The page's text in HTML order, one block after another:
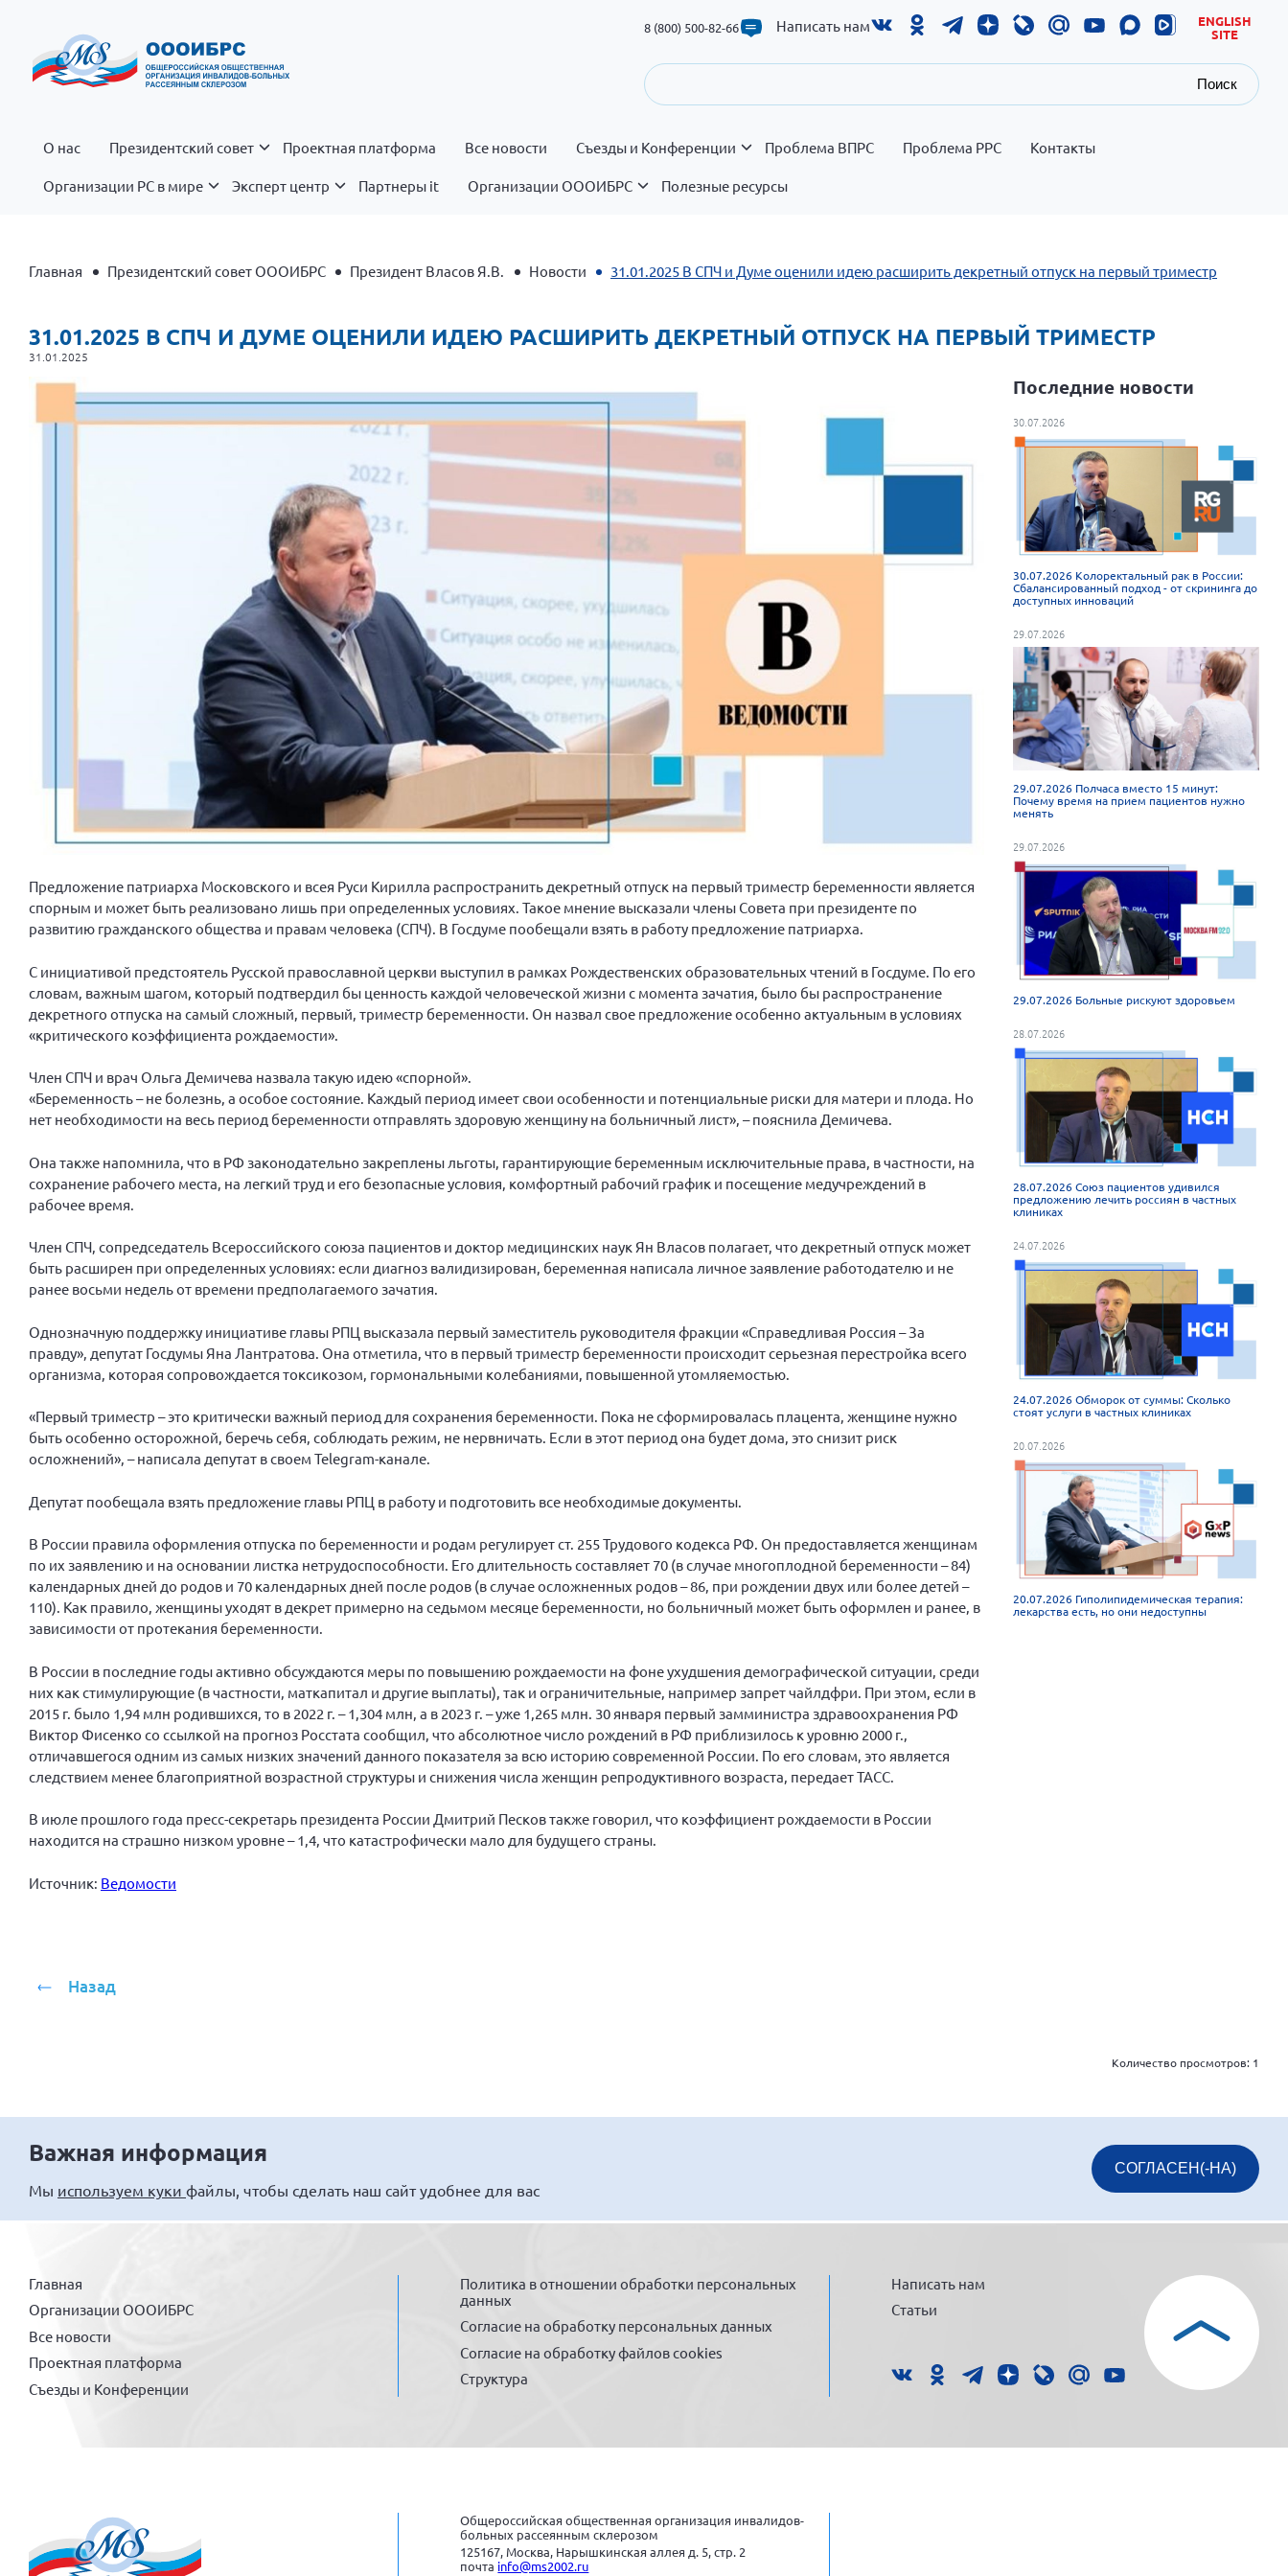
8 (800) 500-82-66 Написать нам
ENGLISH
SITE
Поиск
О нас Президентский совет Проектная платформа Все новости Съезды и Конференции Проблема ВПРС Проблема РРС Контакты
Организации РС в мире Эксперт центр Партнеры it Организации ОООИБРС Полезные ресурсы
Главная Президентский совет ОООИБРС Президент Власов Я.В. Новости 31.01.2025 В СПЧ и Думе оценили идею расширить декретный отпуск на первый триместр
31.01.2025 В СПЧ И ДУМЕ ОЦЕНИЛИ ИДЕЮ РАСШИРИТЬ ДЕКРЕТНЫЙ ОТПУСК НА ПЕРВЫЙ ТРИМЕСТР
31.01.2025
Предложение патриарха Московского и всея Руси Кирилла распространить декретный отпуск на первый триместр беременности является
спорным и может быть реализовано лишь при определенных условиях. Такое мнение высказали члены Совета при президенте по
развитию гражданского общества и правам человека (СПЧ). В Госдуме пообещали взять в работу предложение патриарха.
С инициативой предстоятель Русской православной церкви выступил в рамках Рождественских образовательных чтений в Госдуме. По его
словам, важным шагом, который подтвердил бы ценность каждой человеческой жизни с момента зачатия, было бы распространение
декретного отпуска на самый сложный, первый, триместр беременности. Он назвал свое предложение особенно актуальным в условиях
«критического коэффициента рождаемости».
Член СПЧ и врач Ольга Демичева назвала такую идею «спорной».
«Беременность – не болезнь, а особое состояние. Каждый период имеет свои особенности и потенциальные риски для матери и плода. Но
нет необходимости на весь период беременности отправлять здоровую женщину на больничный лист», – пояснила Демичева.
Она также напомнила, что в РФ законодательно закреплены льготы, гарантирующие беременным исключительные права, в частности, на
сохранение рабочего места, на легкий труд и его безопасные условия, комфортный рабочий график и посещение медучреждений в
рабочее время.
Член СПЧ, сопредседатель Всероссийского союза пациентов и доктор медицинских наук Ян Власов полагает, что декретный отпуск может
быть расширен при определенных условиях: если диагноз валидизирован, беременная написала личное заявление работодателю и не
ранее восьми недель от времени предполагаемого зачатия.
Однозначную поддержку инициативе главы РПЦ высказала первый заместитель руководителя фракции «Справедливая Россия – За
правду», депутат Госдумы Яна Лантратова. Она отметила, что в первый триместр беременности происходит серьезная перестройка всего
организма, которая сопровождается токсикозом, гормональными колебаниями, повышенной утомляемостью.
«Первый триместр – это критически важный период для сохранения беременности. Пока не сформировалась плацента, женщине нужно
быть особенно осторожной, беречь себя, соблюдать режим, не нервничать. Если в этот период она будет дома, это снизит риск
осложнений», – написала депутат в своем Telegram-канале.
Депутат пообещала взять предложение главы РПЦ в работу и подготовить все необходимые документы.
В России правила оформления отпуска по беременности и родам регулирует ст. 255 Трудового кодекса РФ. Он предоставляется женщинам
по их заявлению и на основании листка нетрудоспособности. Его длительность составляет 70 (в случае многоплодной беременности – 84)
календарных дней до родов и 70 календарных дней после родов (в случае осложненных родов – 86, при рождении двух или более детей –
110). Как правило, женщины уходят в декрет примерно на седьмом месяце беременности, но больничный может быть оформлен и ранее, в
зависимости от протекания беременности.
В России в последние годы активно обсуждаются меры по повышению рождаемости на фоне ухудшения демографической ситуации, среди
них как стимулирующие (в частности, маткапитал и другие выплаты), так и ограничительные, например запрет чайлдфри. При этом, если в
2015 г. было 1,94 млн родившихся, то в 2022 г. – 1,304 млн, а в 2023 г. – уже 1,265 млн. 30 января первый замминистра здравоохранения РФ
Виктор Фисенко со ссылкой на прогноз Росстата сообщил, что абсолютное число рождений в РФ приблизилось к уровню 2000 г.,
отличавшегося одним из самых низких значений данного показателя за всю историю современной России. По его словам, это является
следствием менее благоприятной возрастной структуры и снижения числа женщин репродуктивного возраста, передает ТАСС.
В июле прошлого года пресс-секретарь президента России Дмитрий Песков также говорил, что коэффициент рождаемости в России
находится на страшно низком уровне – 1,4, что катастрофически мало для будущего страны.
Источник: Ведомости
Последние новости
30.07.2026
30.07.2026 Колоректальный рак в России:
Сбалансированный подход - от скрининга до
доступных инноваций
29.07.2026
29.07.2026 Полчаса вместо 15 минут:
Почему время на прием пациентов нужно
менять
29.07.2026
29.07.2026 Больные рискуют здоровьем
28.07.2026
28.07.2026 Союз пациентов удивился
предложению лечить россиян в частных
клиниках
24.07.2026
24.07.2026 Обморок от суммы: Сколько
стоят услуги в частных клиниках
20.07.2026
20.07.2026 Гиполипидемическая терапия:
лекарства есть, но они недоступны
Назад
Количество просмотров: 1
Важная информация
Мы используем куки файлы, чтобы сделать наш сайт удобнее для вас
СОГЛАСЕН(-НА)
Главная
Организации ОООИБРС
Все новости
Проектная платформа
Съезды и Конференции
Политика в отношении обработки персональных
данных
Согласие на обработку персональных данных
Согласие на обработку файлов cookies
Структура
Написать нам
Статьи
Общероссийская общественная организация инвалидов-
больных рассеянным склерозом
125167, Москва, Нарышкинская аллея д. 5, стр. 2
почта info@ms2002.ru